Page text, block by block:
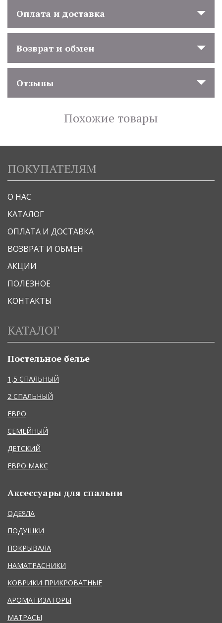
Оплата и доставка
Возврат и обмен
Отзывы
Похожие товары
ПОКУПАТЕЛЯМ
О НАС
КАТАЛОГ
ОПЛАТА И ДОСТАВКА
ВОЗВРАТ И ОБМЕН
АКЦИИ
ПОЛЕЗНОЕ
КОНТАКТЫ
КАТАЛОГ
Постельное белье
1,5 СПАЛЬНЫЙ
2 СПАЛЬНЫЙ
ЕВРО
СЕМЕЙНЫЙ
ДЕТСКИЙ
ЕВРО МАКС
Аксессуары для спальни
ОДЕЯЛА
ПОДУШКИ
ПОКРЫВАЛА
НАМАТРАСНИКИ
КОВРИКИ ПРИКРОВАТНЫЕ
АРОМАТИЗАТОРЫ
МАТРАСЫ